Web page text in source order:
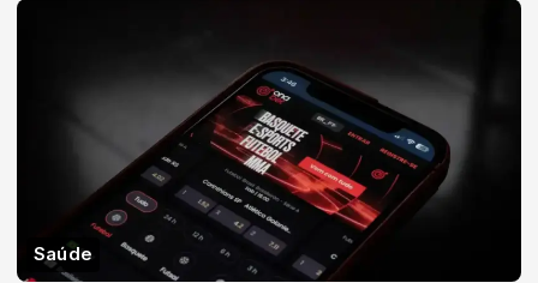
Saúde